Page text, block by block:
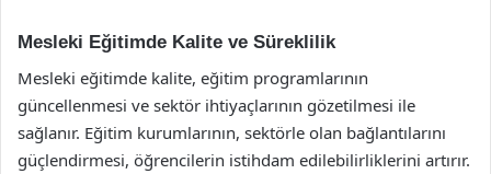
Mesleki Eğitimde Kalite ve Süreklilik
Mesleki eğitimde kalite, eğitim programlarının
güncellenmesi ve sektör ihtiyaçlarının gözetilmesi ile
sağlanır. Eğitim kurumlarının, sektörle olan bağlantılarını
güçlendirmesi, öğrencilerin istihdam edilebilirliklerini artırır.